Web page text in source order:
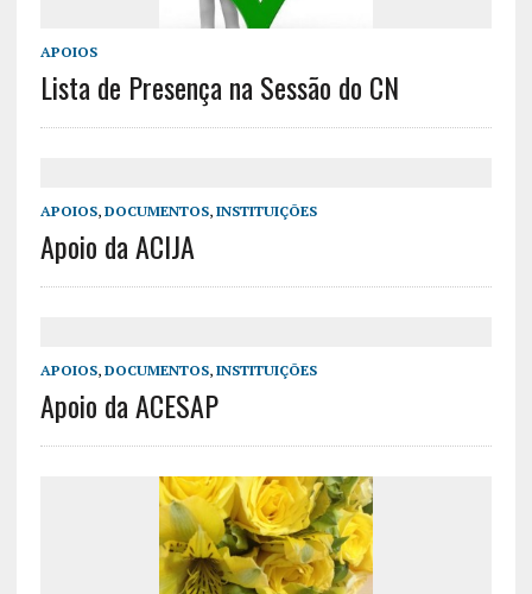
APOIOS
Lista de Presença na Sessão do CN
APOIOS, DOCUMENTOS, INSTITUIÇÕES
Apoio da ACIJA
APOIOS, DOCUMENTOS, INSTITUIÇÕES
Apoio da ACESAP